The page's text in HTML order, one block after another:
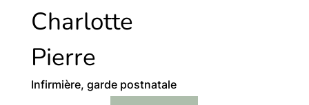
Charlotte
Pierre
Infirmière, garde postnatale